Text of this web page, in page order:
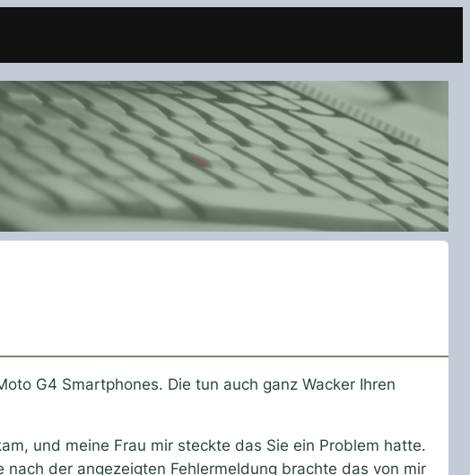
G4 Smartphones. Die tun auch ganz Wacker Ihren
und meine Frau mir steckte das Sie ein Problem hatte.
der angezeigten Fehlermeldung brachte das von mir